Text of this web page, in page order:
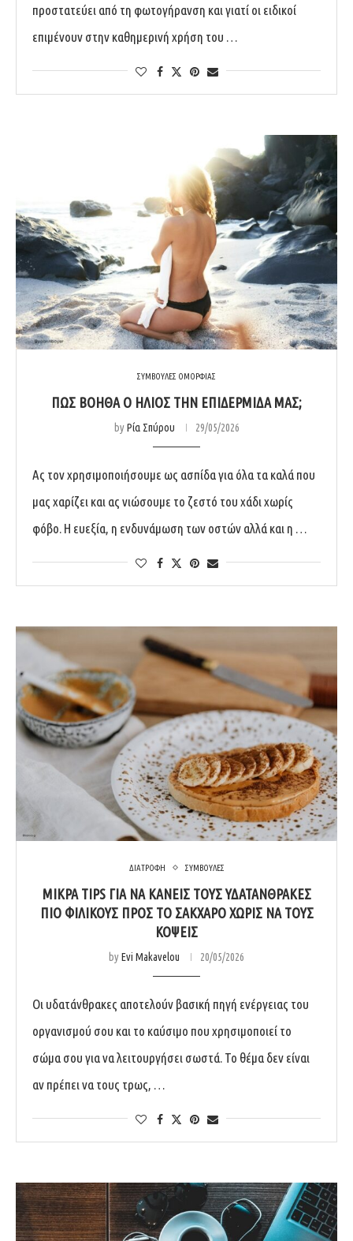
προστατεύει από τη φωτογήρανση και γιατί οι ειδικοί
επιμένουν στην καθημερινή χρήση του …
ΣΥΜΒΟΥΛΕΣ ΟΜΟΡΦΙΑΣ
ΠΏΣ ΒΟΗΘΆ Ο ΉΛΙΟΣ ΤΗΝ ΕΠΙΔΕΡΜΊΔΑ ΜΑΣ;
byΡία Σπύρου 29/05/2026
Ας τον χρησιμοποιήσουμε ως ασπίδα για όλα τα καλά που
μας χαρίζει και ας νιώσουμε το ζεστό του χάδι χωρίς
φόβο. Η ευεξία, η ενδυνάμωση των οστών αλλά και η …
ΔΙΑΤΡΟΦΗ ΣΥΜΒΟΥΛΕΣ
ΜΙΚΡΆ TIPS ΓΙΑ ΝΑ ΚΆΝΕΙΣ ΤΟΥΣ ΥΔΑΤΆΝΘΡΑΚΕΣ
ΠΙΟ ΦΙΛΙΚΟΎΣ ΠΡΟΣ ΤΟ ΣΆΚΧΑΡΟ ΧΩΡΊΣ ΝΑ ΤΟΥΣ
ΚΌΨΕΙΣ
byEvi Makavelou 20/05/2026
Οι υδατάνθρακες αποτελούν βασική πηγή ενέργειας του
οργανισμού σου και το καύσιμο που χρησιμοποιεί το
σώμα σου για να λειτουργήσει σωστά. Το θέμα δεν είναι
αν πρέπει να τους τρως, …